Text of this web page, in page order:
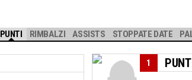
PUNTI RIMBALZI ASSISTS STOPPATE DATE
1